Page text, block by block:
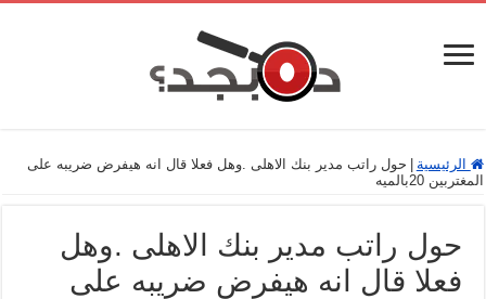
الرئيسية
حول راتب مدير بنك الاهلى .وهل فعلا قال انه هيفرض ضريبه على
المغتربين 20بالميه
حول راتب مدير بنك الاهلى .وهل
فعلا قال انه هيفرض ضريبه على